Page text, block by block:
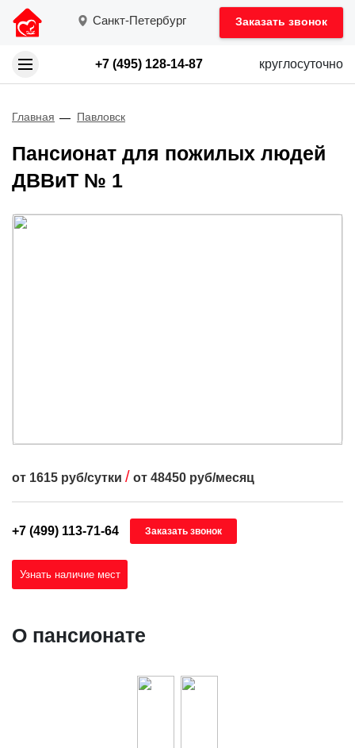
Санкт-Петербург Заказать звонок
+7 (495) 128-14-87 круглосуточно
Главная Павловск
Пансионат для пожилых людей
ДВВиТ № 1
от 1615 руб/сутки / от 48450 руб/месяц
+7 (499) 113-71-64 Заказать звонок
Узнать наличие мест
О пансионате